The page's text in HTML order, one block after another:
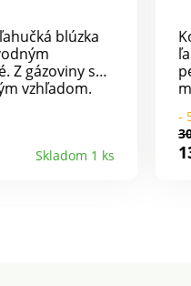
blúzka
Z gázoviny s
vzhľadom.
zaviazanie a
Vpredu 2
pruhy. Voľné
Skladom 1 ks
-